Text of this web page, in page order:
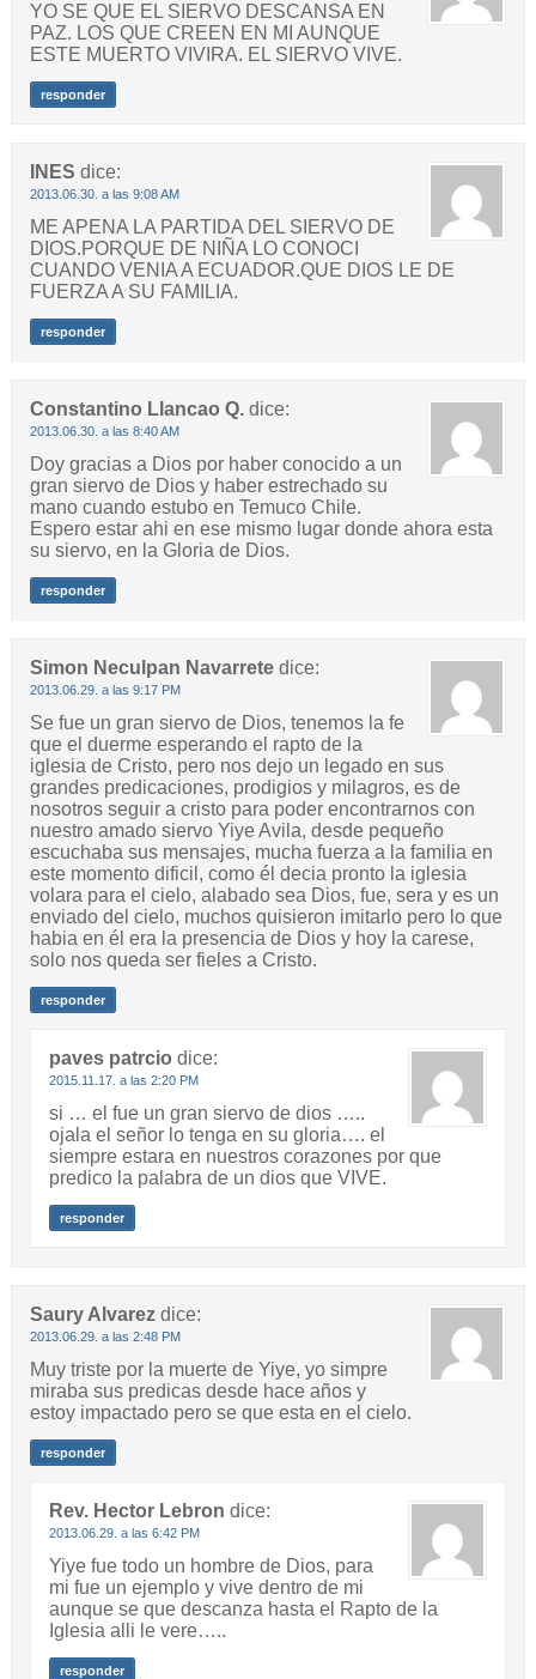
YO SE QUE EL SIERVO DESCANSA EN
PAZ. LOS QUE CREEN EN MI AUNQUE
ESTE MUERTO VIVIRA. EL SIERVO VIVE.
responder
INES dice:
2013.06.30. a las 9:08 AM
ME APENA LA PARTIDA DEL SIERVO DE
DIOS.PORQUE DE NIÑA LO CONOCI
CUANDO VENIA A ECUADOR.QUE DIOS LE DE
FUERZA A SU FAMILIA.
responder
Constantino Llancao Q. dice:
2013.06.30. a las 8:40 AM
Doy gracias a Dios por haber conocido a un
gran siervo de Dios y haber estrechado su
mano cuando estubo en Temuco Chile.
Espero estar ahi en ese mismo lugar donde ahora esta
su siervo, en la Gloria de Dios.
responder
Simon Neculpan Navarrete dice:
2013.06.29. a las 9:17 PM
Se fue un gran siervo de Dios, tenemos la fe
que el duerme esperando el rapto de la
iglesia de Cristo, pero nos dejo un legado en sus
grandes predicaciones, prodigios y milagros, es de
nosotros seguir a cristo para poder encontrarnos con
nuestro amado siervo Yiye Avila, desde pequeño
escuchaba sus mensajes, mucha fuerza a la familia en
este momento dificil, como él decia pronto la iglesia
volara para el cielo, alabado sea Dios, fue, sera y es un
enviado del cielo, muchos quisieron imitarlo pero lo que
habia en él era la presencia de Dios y hoy la carese,
solo nos queda ser fieles a Cristo.
responder
paves patrcio dice:
2015.11.17. a las 2:20 PM
si … el fue un gran siervo de dios …..
ojala el señor lo tenga en su gloria…. el
siempre estara en nuestros corazones por que
predico la palabra de un dios que VIVE.
responder
Saury Alvarez dice:
2013.06.29. a las 2:48 PM
Muy triste por la muerte de Yiye, yo simpre
miraba sus predicas desde hace años y
estoy impactado pero se que esta en el cielo.
responder
Rev. Hector Lebron dice:
2013.06.29. a las 6:42 PM
Yiye fue todo un hombre de Dios, para
mi fue un ejemplo y vive dentro de mi
aunque se que descanza hasta el Rapto de la
Iglesia alli le vere…..
responder